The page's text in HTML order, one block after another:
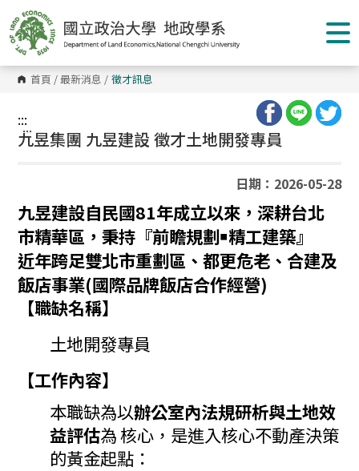
到
主
要
內
容
區 首頁 /最新消息 / 徵才訊息
:::
:::
九昱集團 九昱建設 徵才土地開發專員
日期：2026-05-28
九昱建設自民國81年成立以來，深耕台北
市精華區，秉持 『前瞻規劃￭精工建築』
近年跨足雙北市重劃區、都更危老、合建及
飯店事業(國際品牌飯店合作經營)
【職缺名稱】
土地開發專員
【工作內容】
本職缺為以辦公室內法規研析與土地效
益評估為核心，是進入核心不動產決策
的黃金起點：